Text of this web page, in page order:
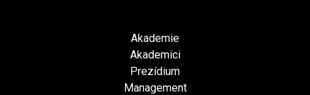
Akademie
Akademici
Prezídium
Management